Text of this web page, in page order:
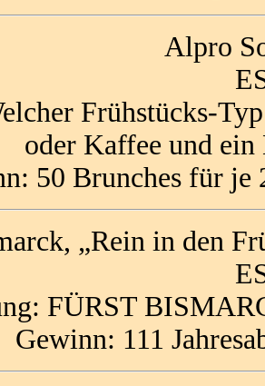
Alpro
Frühstücks-
oder Kaffee und
50 Brunches für je
„Rein in den
FÜRST
Gewinn: 111